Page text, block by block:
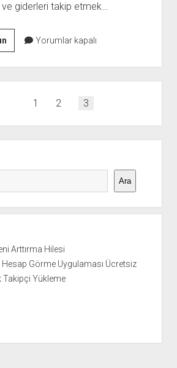
giderleri takip etmek…
Küçük
İşletmeler
İçin
En
Muhasebe
Uygulaması
Yorumlar kapalı
1 2 3
Ara
Arttırma Hilesi
Hesap Görme Uygulaması Ücretsiz
Takipçi Yükleme